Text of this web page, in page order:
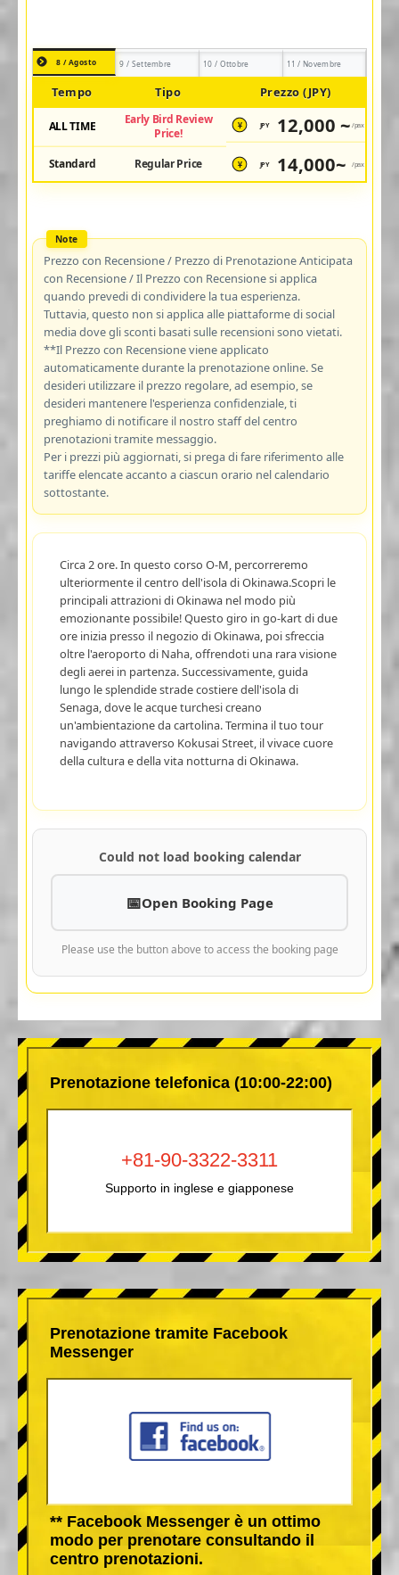
8 / Agosto 9 / Settembre 10 / Ottobre 11 / Novembre
Tempo Tipo Prezzo (JPY)
ALL TIME
Early Bird Review
Price!
¥ JPY 12,000 ~ /pax
Standard Regular Price ¥ JPY 14,000~ /pax
Prezzo con Recensione / Prezzo di Prenotazione Anticipata
con Recensione / Il Prezzo con Recensione si applica
quando prevedi di condividere la tua esperienza.
Tuttavia, questo non si applica alle piattaforme di social
media dove gli sconti basati sulle recensioni sono vietati.
**Il Prezzo con Recensione viene applicato
automaticamente durante la prenotazione online. Se
desideri utilizzare il prezzo regolare, ad esempio, se
desideri mantenere l'esperienza confidenziale, ti
preghiamo di notificare il nostro staff del centro
prenotazioni tramite messaggio.
Per i prezzi più aggiornati, si prega di fare riferimento alle
tariffe elencate accanto a ciascun orario nel calendario
sottostante.
Circa 2 ore. In questo corso O-M, percorreremo
ulteriormente il centro dell'isola di Okinawa.Scopri le
principali attrazioni di Okinawa nel modo più
emozionante possibile! Questo giro in go-kart di due
ore inizia presso il negozio di Okinawa, poi sfreccia
oltre l'aeroporto di Naha, offrendoti una rara visione
degli aerei in partenza. Successivamente, guida
lungo le splendide strade costiere dell'isola di
Senaga, dove le acque turchesi creano
un'ambientazione da cartolina. Termina il tuo tour
navigando attraverso Kokusai Street, il vivace cuore
della cultura e della vita notturna di Okinawa.
Could not load booking calendar
Open Booking Page
Please use the button above to access the booking page
Prenotazione telefonica (10:00-22:00)
+81-90-3322-3311
Supporto in inglese e giapponese
Prenotazione tramite Facebook
Messenger
** Facebook Messenger è un ottimo
modo per prenotare consultando il
centro prenotazioni.